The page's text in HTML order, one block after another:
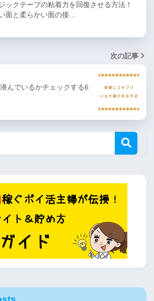
ックテープの粘着力を回復させる方法！
面と柔らかい面の接…
次の記事
んでいるかチェックする6